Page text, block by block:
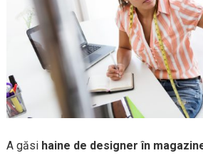
A găsi haine de designer în